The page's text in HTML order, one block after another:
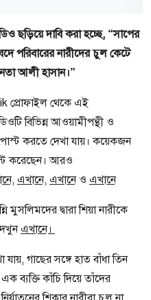
ছড়িয়ে দাবি করা হচ্ছে, “সাপের
পরিবারের নারীদের চুল কেটে
আলী হাসান।”
প্রোফাইল থেকে এই
বিভিন্ন আওয়ামীপন্থী ও
করতে দেখা যায়। কয়েকজন
করেছেন। আরও
, এখানে, এখানেও এখানে
দ্বারা শিয়া নারীকে
এখানে।
গাছের সঙ্গে হাত বাঁধা তিন
ব্যক্তি কাঁচি দিয়ে তাঁদের